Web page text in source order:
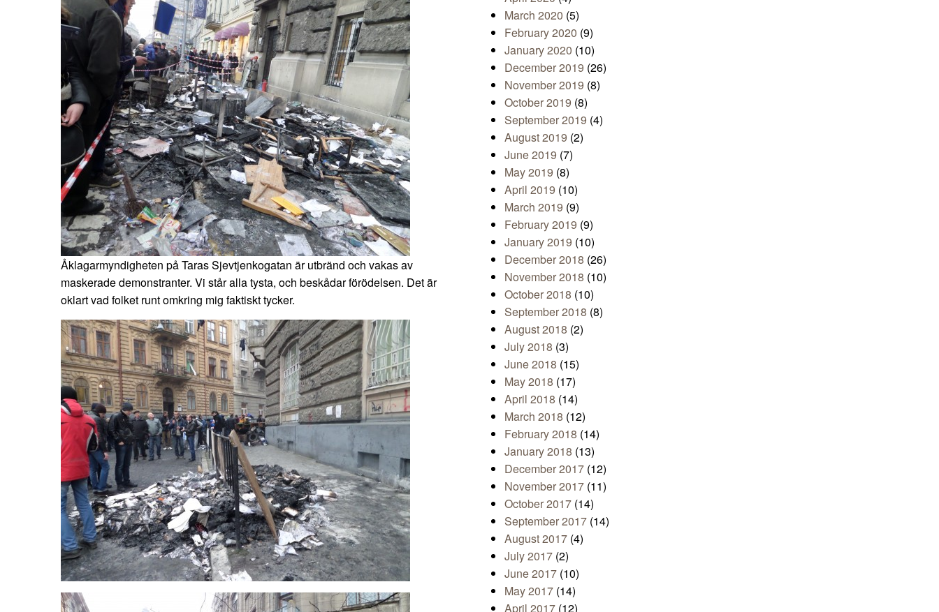
Åklagarmyndigheten på Taras Sjevtjenkogatan är utbränd och vakas av
maskerade demonstranter. Vi står alla tysta, och beskådar förödelsen. Det är
oklart vad folket runt omkring mig faktiskt tycker.
March 2020 (5)
February 2020 (9)
January 2020 (10)
December 2019 (26)
November 2019 (8)
October 2019 (8)
September 2019 (4)
August 2019 (2)
June 2019 (7)
May 2019 (8)
April 2019 (10)
March 2019 (9)
February 2019 (9)
January 2019 (10)
December 2018 (26)
November 2018 (10)
October 2018 (10)
September 2018 (8)
August 2018 (2)
July 2018 (3)
June 2018 (15)
May 2018 (17)
April 2018 (14)
March 2018 (12)
February 2018 (14)
January 2018 (13)
December 2017 (12)
November 2017 (11)
October 2017 (14)
September 2017 (14)
August 2017 (4)
July 2017 (2)
June 2017 (10)
May 2017 (14)
April 2017 (12)